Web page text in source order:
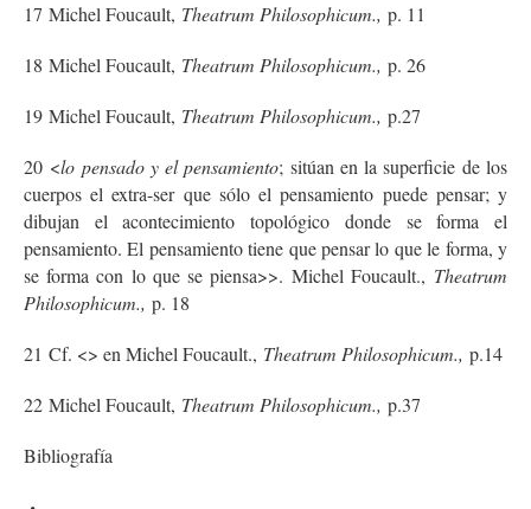
17 Michel Foucault, Theatrum Philosophicum., p. 11
18 Michel Foucault, Theatrum Philosophicum., p. 26
19 Michel Foucault, Theatrum Philosophicum., p.27
20 <lo pensado y el pensamiento; sitúan en la superficie de los
cuerpos el extra-ser que sólo el pensamiento puede pensar; y
dibujan el acontecimiento topológico donde se forma el
pensamiento. El pensamiento tiene que pensar lo que le forma, y
se forma con lo que se piensa>>. Michel Foucault., Theatrum
Philosophicum., p. 18
21 Cf. <> en Michel Foucault., Theatrum Philosophicum., p.14
22 Michel Foucault, Theatrum Philosophicum., p.37
Bibliografía